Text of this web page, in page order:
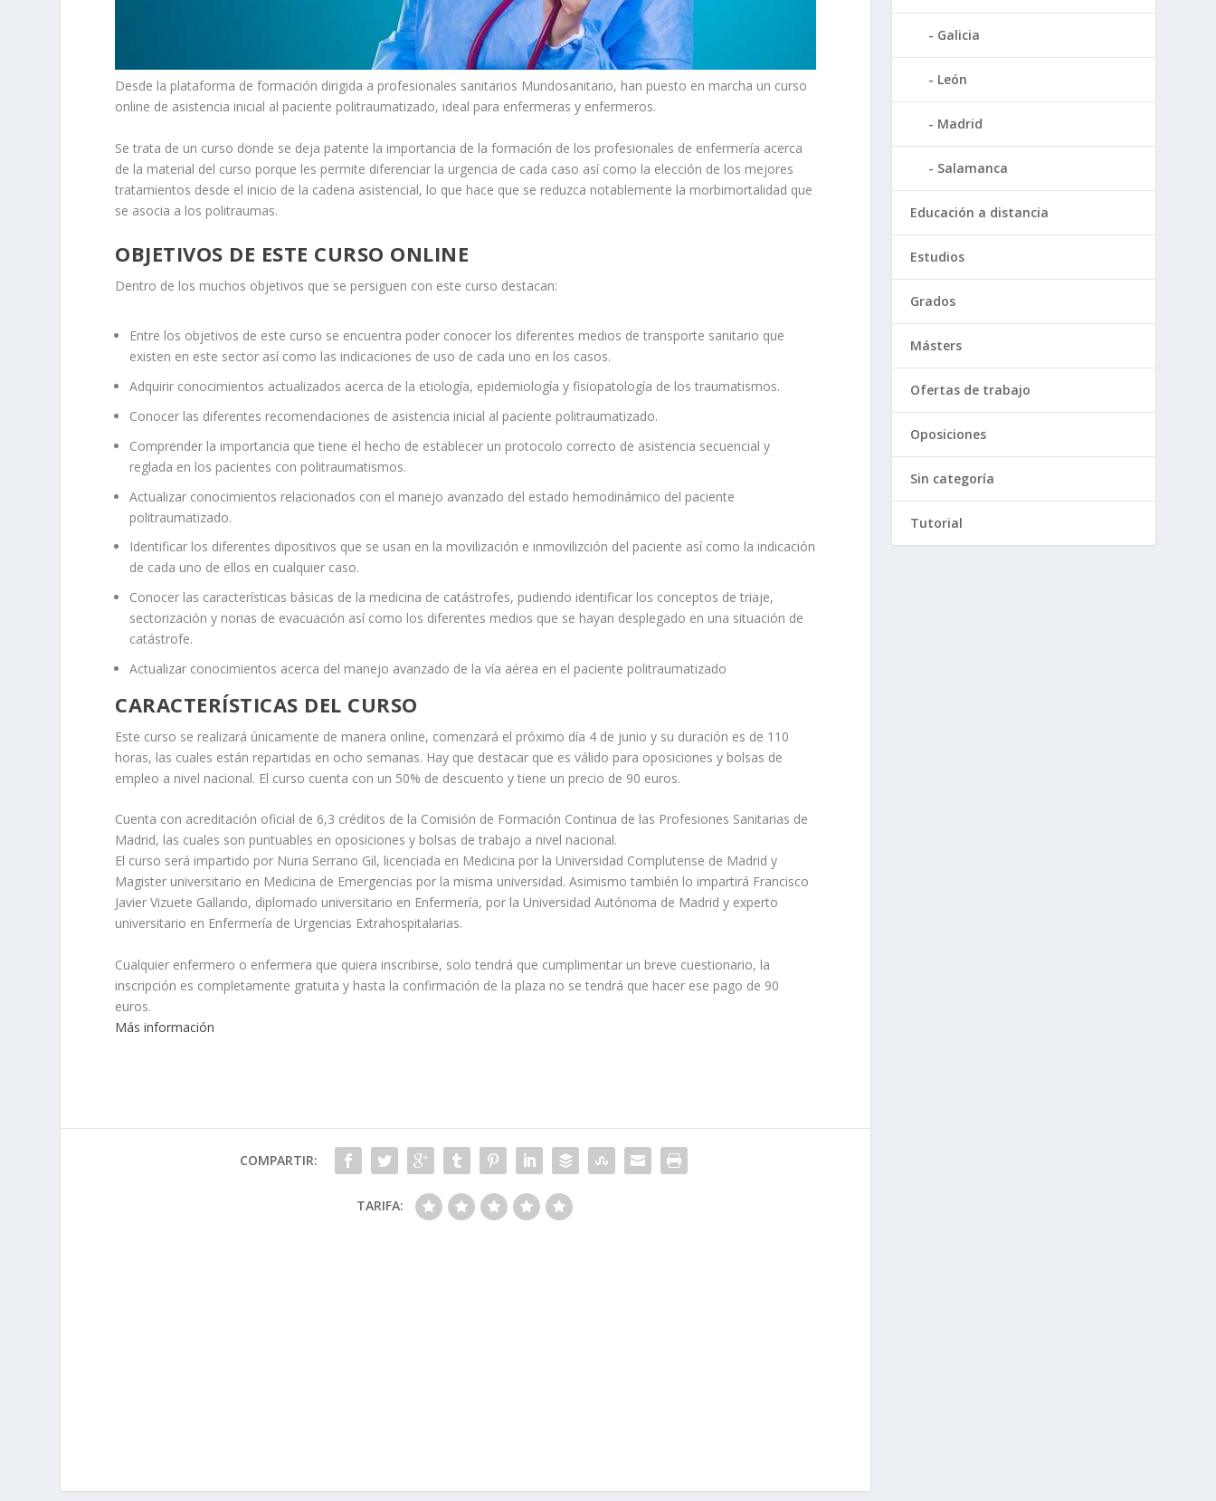
Desde la plataforma de formación dirigida a profesionales sanitarios Mundosanitario, han puesto en marcha un curso
online de asistencia inicial al paciente politraumatizado, ideal para enfermeras y enfermeros.
Se trata de un curso donde se deja patente la importancia de la formación de los profesionales de enfermería acerca
de la material del curso porque les permite diferenciar la urgencia de cada caso así como la elección de los mejores
tratamientos desde el inicio de la cadena asistencial, lo que hace que se reduzca notablemente la morbimortalidad que
se asocia a los politraumas.
OBJETIVOS DE ESTE CURSO ONLINE
Dentro de los muchos objetivos que se persiguen con este curso destacan:
Entre los objetivos de este curso se encuentra poder conocer los diferentes medios de transporte sanitario que
existen en este sector así como las indicaciones de uso de cada uno en los casos.
Adquirir conocimientos actualizados acerca de la etiología, epidemiología y fisiopatología de los traumatismos.
Conocer las diferentes recomendaciones de asistencia inicial al paciente politraumatizado.
Comprender la importancia que tiene el hecho de establecer un protocolo correcto de asistencia secuencial y
reglada en los pacientes con politraumatismos.
Actualizar conocimientos relacionados con el manejo avanzado del estado hemodinámico del paciente
politraumatizado.
Identificar los diferentes dipositivos que se usan en la movilización e inmovilizción del paciente así como la indicación
de cada uno de ellos en cualquier caso.
Conocer las características básicas de la medicina de catástrofes, pudiendo identificar los conceptos de triaje,
sectorización y norias de evacuación así como los diferentes medios que se hayan desplegado en una situación de
catástrofe.
Actualizar conocimientos acerca del manejo avanzado de la vía aérea en el paciente politraumatizado
CARACTERÍSTICAS DEL CURSO
Este curso se realizará únicamente de manera online, comenzará el próximo día 4 de junio y su duración es de 110
horas, las cuales están repartidas en ocho semanas. Hay que destacar que es válido para oposiciones y bolsas de
empleo a nivel nacional. El curso cuenta con un 50% de descuento y tiene un precio de 90 euros.
Cuenta con acreditación oficial de 6,3 créditos de la Comisión de Formación Continua de las Profesiones Sanitarias de
Madrid, las cuales son puntuables en oposiciones y bolsas de trabajo a nivel nacional.
El curso será impartido por Nuria Serrano Gil, licenciada en Medicina por la Universidad Complutense de Madrid y
Magister universitario en Medicina de Emergencias por la misma universidad. Asimismo también lo impartirá Francisco
Javier Vizuete Gallando, diplomado universitario en Enfermería, por la Universidad Autónoma de Madrid y experto
universitario en Enfermería de Urgencias Extrahospitalarias.
Cualquier enfermero o enfermera que quiera inscribirse, solo tendrá que cumplimentar un breve cuestionario, la
inscripción es completamente gratuita y hasta la confirmación de la plaza no se tendrá que hacer ese pago de 90
euros.
Más información
COMPARTIR:
TARIFA:
Galicia
León
Madrid
Salamanca
Educación a distancia
Estudios
Grados
Másters
Ofertas de trabajo
Oposiciones
Sin categoría
Tutorial